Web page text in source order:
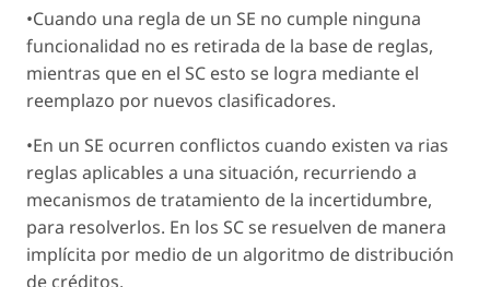
•Cuando una regla de un SE no cumple ninguna
funcionalidad no es retirada de la base de reglas,
mientras que en el SC esto se logra mediante el
reemplazo por nuevos clasificadores.
•En un SE ocurren conflictos cuando existen va rias
reglas aplicables a una situación, recurriendo a
mecanismos de tratamiento de la incertidumbre,
para resolverlos. En los SC se resuelven de manera
implícita por medio de un algoritmo de distribución
de créditos.